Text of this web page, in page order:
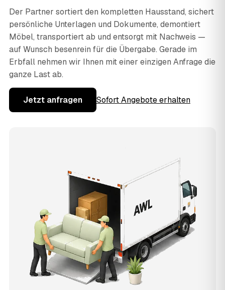
Der Partner sortiert den kompletten Hausstand, sichert
persönliche Unterlagen und Dokumente, demontiert
Möbel, transportiert ab und entsorgt mit Nachweis —
auf Wunsch besenrein für die Übergabe. Gerade im
Erbfall nehmen wir Ihnen mit einer einzigen Anfrage die
ganze Last ab.
Jetzt anfragen Sofort Angebote erhalten